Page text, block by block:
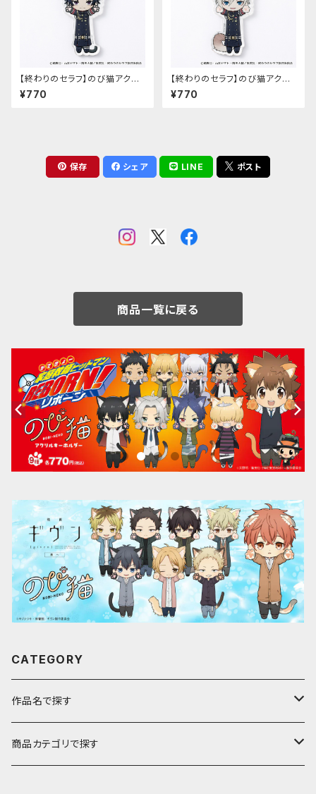
【終わりのセラフ】のび猫アクリ
ルキーホルダー（一瀬グレン）
¥770
【終わりのセラフ】のび猫アクリ
ルキーホルダー（柊深夜）
¥770
保存 シェア LINE ポスト
商品一覧に戻る
CATEGORY
作品名で探す
ア行
商品カテゴリで探す